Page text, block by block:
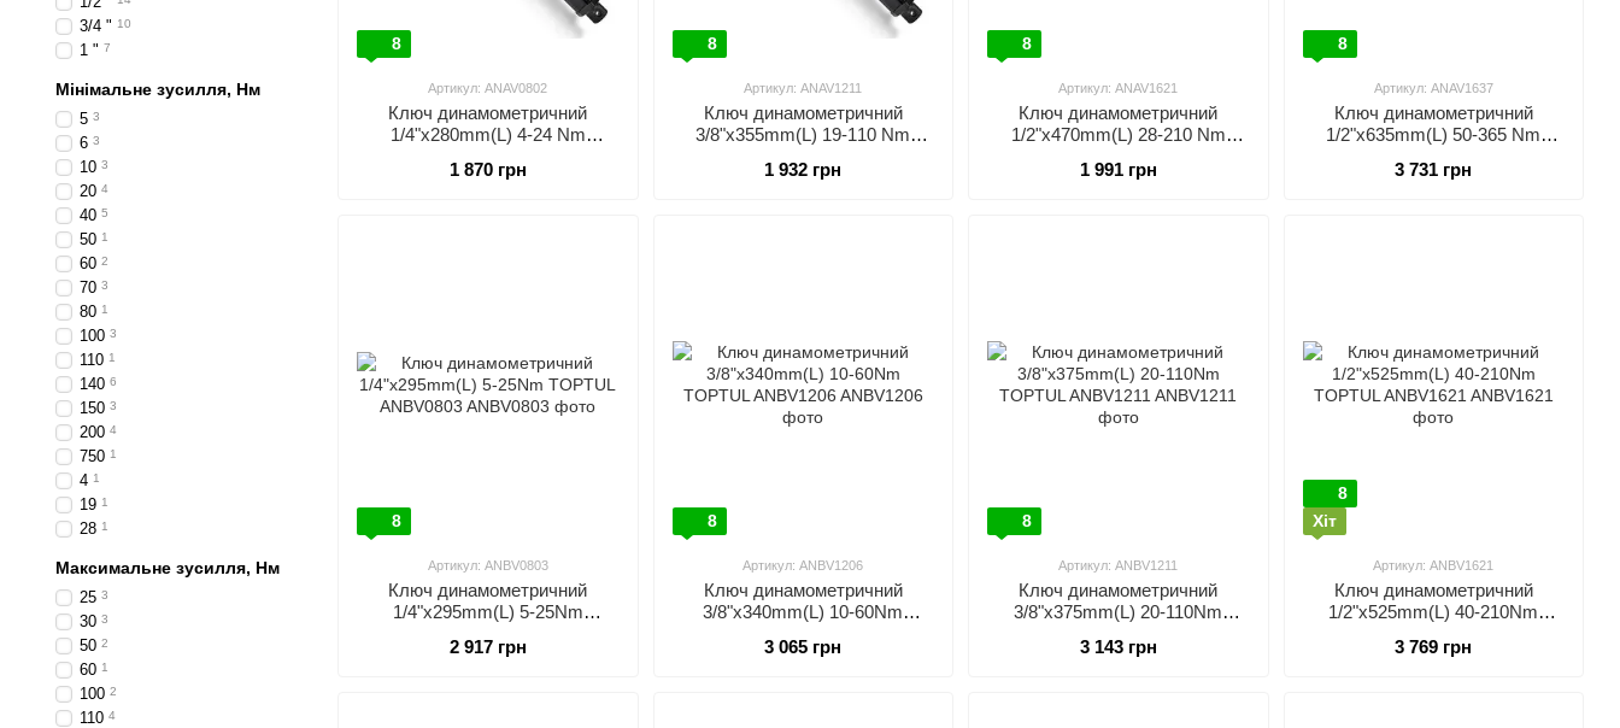
8
Артикул: ANAV0802
Ключ динамометричний
1/4"x280mm(L) 4-24 Nm
1 870 грн
8
Артикул: ANAV1211
Ключ динамометричний
3/8"x355mm(L) 19-110 Nm
1 932 грн
8
Артикул: ANAV1621
Ключ динамометричний
1/2"x470mm(L) 28-210 Nm
1 991 грн
8
Артикул: ANAV1637
Ключ динамометричний
1/2"x635mm(L) 50-365 Nm
3 731 грн
8
Артикул: ANBV0803
Ключ динамометричний
1/4"x295mm(L) 5-25Nm
2 917 грн
8
Артикул: ANBV1206
Ключ динамометричний
3/8"x340mm(L) 10-60Nm
3 065 грн
8
Артикул: ANBV1211
Ключ динамометричний
3/8"x375mm(L) 20-110Nm
3 143 грн
8
Хіт
Артикул: ANBV1621
Ключ динамометричний
1/2"x525mm(L) 40-210Nm
3 769 грн
3/4 " 10
1 " 7
Мінімальне зусилля, Нм
5 3
6 3
10 3
20 4
40 5
50 1
60 2
70 3
80 1
100 3
110 1
140 6
150 3
200 4
750 1
4 1
19 1
28 1
Максимальне зусилля, Нм
25 3
30 3
50 2
60 1
100 2
110 4